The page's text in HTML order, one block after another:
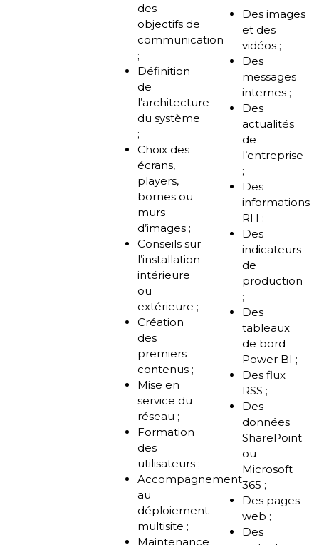
des
objectifs de
communication
;
Définition
de
l’architecture
du système
;
Choix des
écrans,
players,
bornes ou
murs
d’images ;
Conseils sur
l’installation
intérieure
ou
extérieure ;
Création
des
premiers
contenus ;
Mise en
service du
réseau ;
Formation
des
utilisateurs ;
Accompagnement
au
déploiement
multisite ;
Maintenance
Des images
et des
vidéos ;
Des
messages
internes ;
Des
actualités
de
l’entreprise
;
Des
informations
RH ;
Des
indicateurs
de
production
;
Des
tableaux
de bord
Power BI ;
Des flux
RSS ;
Des
données
SharePoint
ou
Microsoft
365 ;
Des pages
web ;
Des